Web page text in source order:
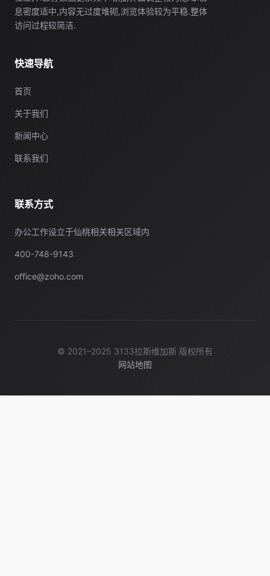
息密度适中,内容无过度堆砌,浏览体验较为平稳.整体
访问过程较简洁.
快速导航
首页
关于我们
新闻中心
联系我们
联系方式
办公工作设立于仙桃相关相关区域内
400-748-9143
office@zoho.com
© 2021–2025 3133拉斯维加斯 版权所有
网站地图